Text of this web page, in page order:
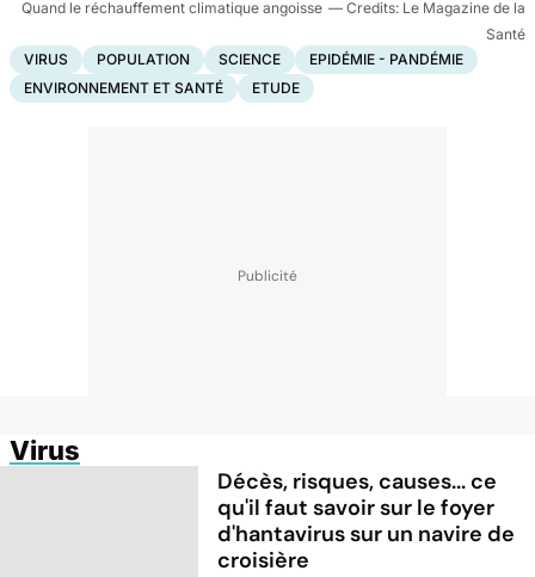
Quand le réchauffement climatique angoisse
Le Magazine de la
Santé
VIRUS
POPULATION SCIENCE
EPIDÉMIE - PANDÉMIE
ENVIRONNEMENT ET SANTÉ
ETUDE
Virus
Décès, risques, causes... ce
qu'il faut savoir sur le foyer
d'hantavirus sur un navire de
croisière